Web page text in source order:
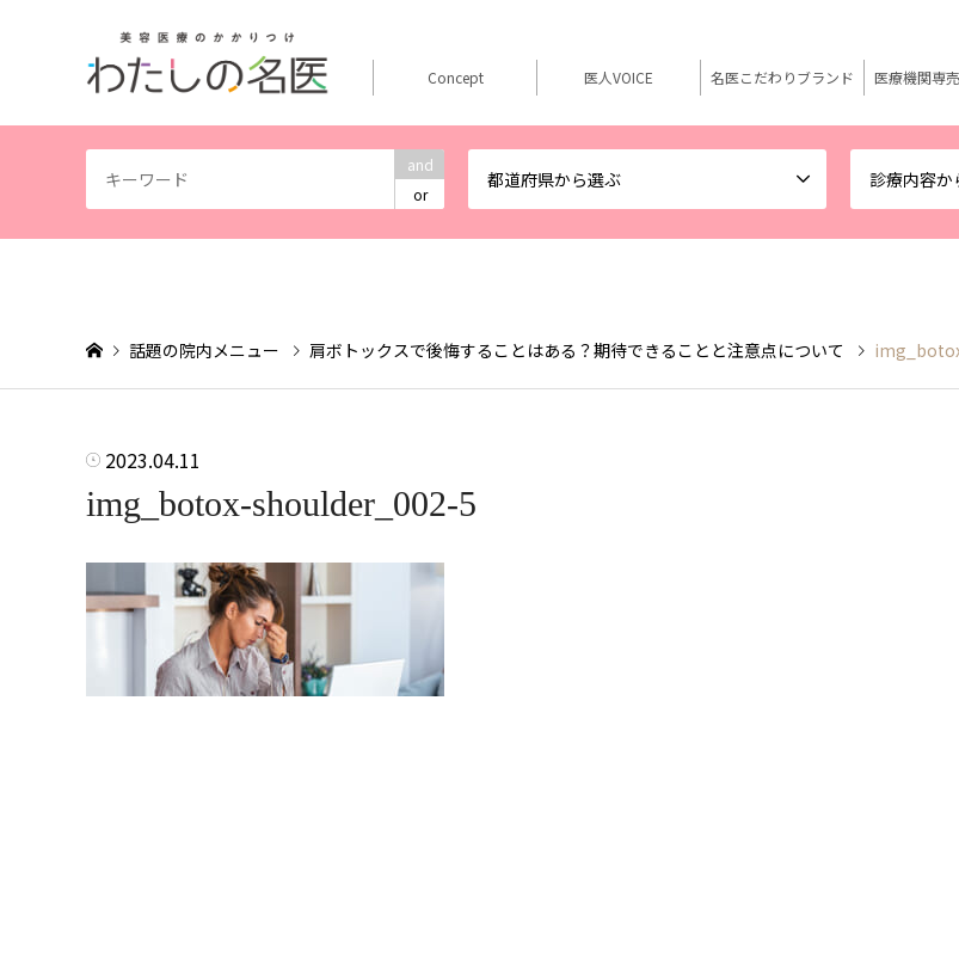
and
or
都道府県から選ぶ 診療内容か
Concept 医人VOICE 名医こだわりブランド 医療機関専
話題の院内メニュー 肩ボトックスで後悔することはある？期待できることと注意点について
2023.04.11
img_botox-shoulder_002-5